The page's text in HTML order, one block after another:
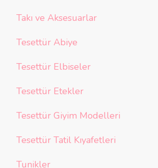
Takı ve Aksesuarlar
Tesettür Abiye
Tesettür Elbiseler
Tesettür Etekler
Tesettür Giyim Modelleri
Tesettür Tatil Kıyafetleri
Tunikler